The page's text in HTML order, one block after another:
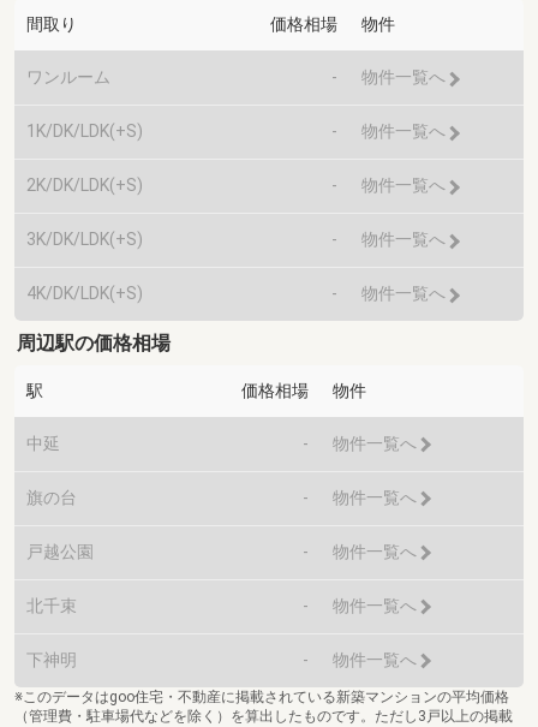
間取り 価格相場 物件
ワンルーム - 物件一覧へ
1K/DK/LDK(+S) - 物件一覧へ
2K/DK/LDK(+S) - 物件一覧へ
3K/DK/LDK(+S) - 物件一覧へ
4K/DK/LDK(+S) - 物件一覧へ
周辺駅の価格相場
駅 価格相場 物件
中延 - 物件一覧へ
旗の台 - 物件一覧へ
戸越公園 - 物件一覧へ
北千束 - 物件一覧へ
下神明 - 物件一覧へ
※このデータはgoo住宅・不動産に掲載されている新築マンションの平均価格
（管理費・駐車場代などを除く）を算出したものです。ただし3戸以上の掲載